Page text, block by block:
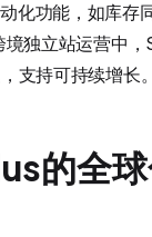
化功能，如库存
独立站运营中
支持可持续增长。
的全